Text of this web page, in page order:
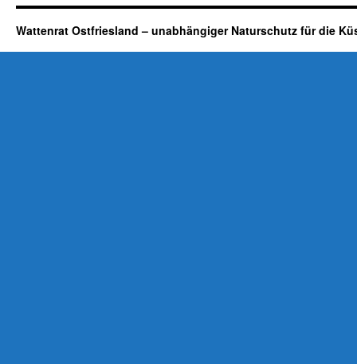
Wattenrat Ostfriesland – unabhängiger Naturschutz für die